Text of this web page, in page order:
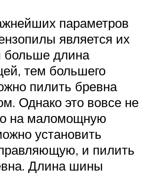
параметров
является их
больше длина
тем большего
пилить бревна
Однако это вовсе не
на маломощную
установить
и пилить
Длина шины